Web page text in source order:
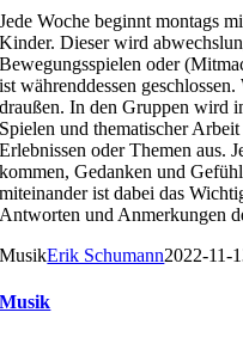
Jede Woche beginnt montags
Kinder. Dieser wird
Bewegungsspielen oder
ist währenddessen geschlossen.
draußen.In den Gruppen wird
Spielen und thematischer
Erlebnissen oder Themen aus.
kommen, Gedanken und
miteinander ist dabei das
Antworten und Anmerkungen
MusikErik Schumann2022-11-
Musik